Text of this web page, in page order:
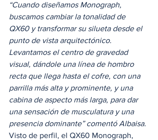
“Cuando diseñamos Monograph,
buscamos cambiar la tonalidad de
QX60 y transformar su silueta desde el
punto de vista arquitectónico.
Levantamos el centro de gravedad
visual, dándole una línea de hombro
recta que llega hasta el cofre, con una
parrilla más alta y prominente, y una
cabina de aspecto más larga, para dar
una sensación de musculatura y una
presencia dominante” comentó Albaisa.
Visto de perfil, el QX60 Monograph,